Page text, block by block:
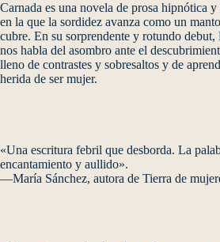
Carnada es una novela de prosa hipnótica y
en la que la sordidez avanza como un
cubre. En su sorprendente y rotundo debut,
nos habla del asombro ante el
lleno de contrastes y sobresaltos y de
herida de ser mujer.
«Una escritura febril que desborda. La
encantamiento y aullido».
—María Sánchez, autora de Tierra de